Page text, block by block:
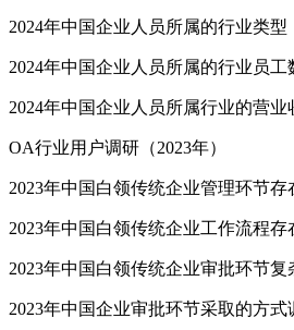
2024年中国企业人员所属的行业类型
2024年中国企业人员所属的行业员工
2024年中国企业人员所属行业的营业
OA行业用户调研（2023年）
2023年中国白领传统企业管理环节存
2023年中国白领传统企业工作流程存
2023年中国白领传统企业审批环节复
2023年中国企业审批环节采取的方式